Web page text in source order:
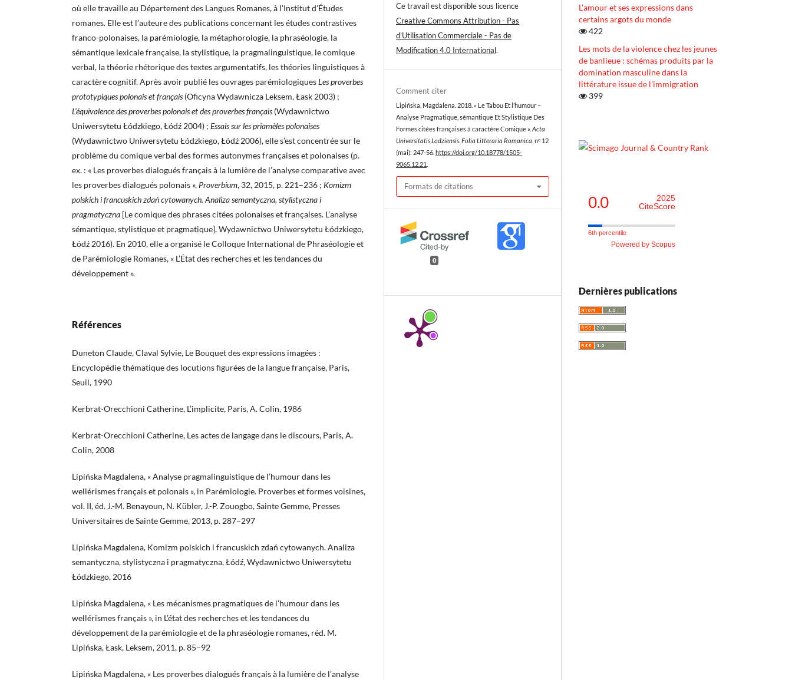
où elle travaille au Département des Langues Romanes, à l’Institut d’Études
romanes. Elle est l’auteure des publications concernant les études contrastives
franco-polonaises, la parémiologie, la métaphorologie, la phraséologie, la
sémantique lexicale française, la stylistique, la pragmalinguistique, le comique
verbal, la théorie rhétorique des textes argumentatifs, les théories linguistiques à
caractère cognitif. Après avoir publié les ouvrages parémiologiquesLes proverbes
prototypiques polonais et français (Oficyna Wydawnicza Leksem, Łask 2003) ;
L’équivalence des proverbes polonais et des proverbes français (Wydawnictwo
Uniwersytetu Łódzkiego, Łódź 2004) ; Essais sur les priamèles polonaises
(Wydawnictwo Uniwersytetu Łódzkiego, Łódź 2006), elle s’est concentrée sur le
problème du comique verbal des formes autonymes françaises et polonaises (p.
ex. : « Les proverbes dialogués français à la lumière de l’analyse comparative avec
les proverbes dialogués polonais », Proverbium, 32, 2015, p. 221–236 ; Komizm
polskich i francuskich zdań cytowanych. Analiza semantyczna, stylistyczna i
pragmatyczna [Le comique des phrases citées polonaises et françaises. L’analyse
sémantique, stylistique et pragmatique], Wydawnictwo Uniwersytetu Łódzkiego,
Łódź 2016). En 2010, elle a organisé le Colloque International de Phraséologie et
de Parémiologie Romanes, « L’État des recherches et les tendances du
développement ».
Références
Duneton Claude, Claval Sylvie, Le Bouquet des expressions imagées :
Encyclopédie thématique des locutions figurées de la langue française, Paris,
Seuil, 1990
Kerbrat-Orecchioni Catherine, L’implicite, Paris, A. Colin, 1986
Kerbrat-Orecchioni Catherine, Les actes de langage dans le discours, Paris, A.
Colin, 2008
Lipińska Magdalena, « Analyse pragmalinguistique de l’humour dans les
wellérismes français et polonais », in Parémiologie. Proverbes et formes voisines,
vol. II, éd. J.-M. Benayoun, N. Kübler, J.-P. Zouogbo, Sainte Gemme, Presses
Universitaires de Sainte Gemme, 2013, p. 287–297
Lipińska Magdalena, Komizm polskich i francuskich zdań cytowanych. Analiza
semantyczna, stylistyczna i pragmatyczna, Łódź, Wydawnictwo Uniwersytetu
Łódzkiego, 2016
Lipińska Magdalena, « Les mécanismes pragmatiques de l’humour dans les
wellérismes français », in L’état des recherches et les tendances du
développement de la parémiologie et de la phraséologie romanes, réd. M.
Lipińska, Łask, Leksem, 2011, p. 85–92
Lipińska Magdalena, « Les proverbes dialogués français à la lumière de l’analyse
Ce travail est disponible sous licence
Creative Commons Attribution - Pas
d'Utilisation Commerciale - Pas de
Modification 4.0 International.
Comment citer
Lipińska, Magdalena. 2018. « Le Tabou Et l’humour –
Analyse Pragmatique, sémantique Et Stylistique Des
Formes citées françaises à caractère Comique ». Acta
Universitatis Lodziensis. Folia Litteraria Romanica , nᵒ 12
(mai): 247-56. https://doi.org/10.18778/1505-
9065.12.21
Formats de citations
0
L’amour et ses expressions dans
certains argots du monde
422
Les mots de la violence chez les jeunes
de banlieue : schémas produits par la
domination masculine dans la
littérature issue de l’immigration
399
0.0
2025
CiteScore
6th percentile
Powered by Scopus
Dernières publications